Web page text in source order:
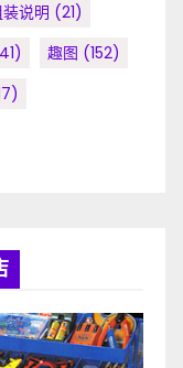
说明 (21)
趣图 (152)